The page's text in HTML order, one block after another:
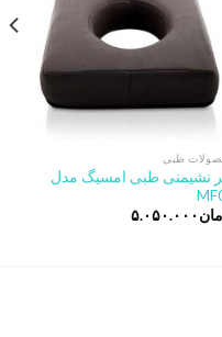
طبی
نشیمنی طبی امسیگ مدل
۵.۰۵۰.۰۰۰